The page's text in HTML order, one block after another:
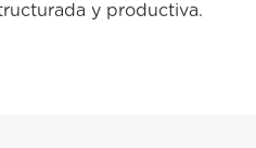
y productiva.